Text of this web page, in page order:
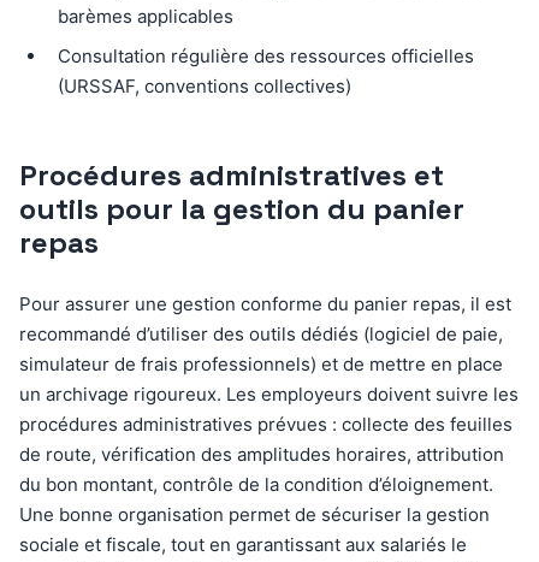
barèmes applicables
Consultation régulière des ressources officielles
(URSSAF, conventions collectives)
Procédures administratives et
outils pour la gestion du panier
repas
Pour assurer une gestion conforme du panier repas, il est
recommandé d’utiliser des outils dédiés (logiciel de paie,
simulateur de frais professionnels) et de mettre en place
un archivage rigoureux. Les employeurs doivent suivre les
procédures administratives prévues : collecte des feuilles
de route, vérification des amplitudes horaires, attribution
du bon montant, contrôle de la condition d’éloignement.
Une bonne organisation permet de sécuriser la gestion
sociale et fiscale, tout en garantissant aux salariés le